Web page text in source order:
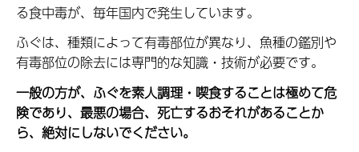
る食中毒が、毎年国内で発生しています。
ふぐは、種類によって有毒部位が異なり、魚種の鑑別や
有毒部位の除去には専門的な知識・技術が必要です。
一般の方が、ふぐを素人調理・喫食することは極めて危
険であり、最悪の場合、死亡するおそれがあることか
ら、絶対にしないでください。